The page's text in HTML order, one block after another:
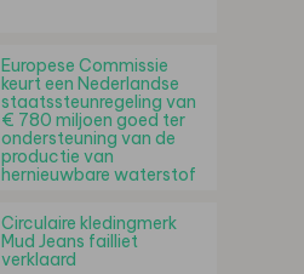
Europese Commissie
keurt een Nederlandse
staatssteunregeling van
€ 780 miljoen goed ter
ondersteuning van de
productie van
hernieuwbare waterstof
Circulaire kledingmerk
Mud Jeans failliet
verklaard